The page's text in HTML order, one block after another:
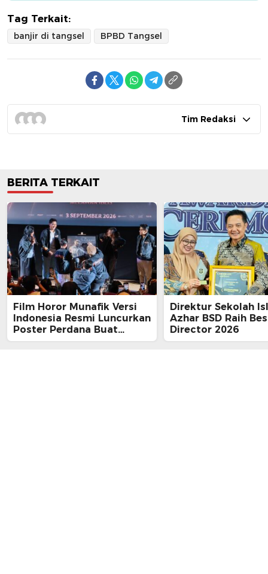
Tag Terkait:
banjir di tangsel BPBD Tangsel
Tim Redaksi
BERITA TERKAIT
Film Horor Munafik Versi
Indonesia Resmi Luncurkan
Poster Perdana Buat
Kesan Spiritual Religi
Direktur Sekolah
Azhar BSD Raih
Director 2026